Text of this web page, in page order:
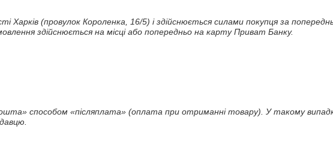
Харків (провулок Короленка, 16/5) і здійснюється силами покупця за
здійснюється на місці або попередньо на карту Приват Банку.
способом «післяплата» (оплата при отриманні товару). У такому